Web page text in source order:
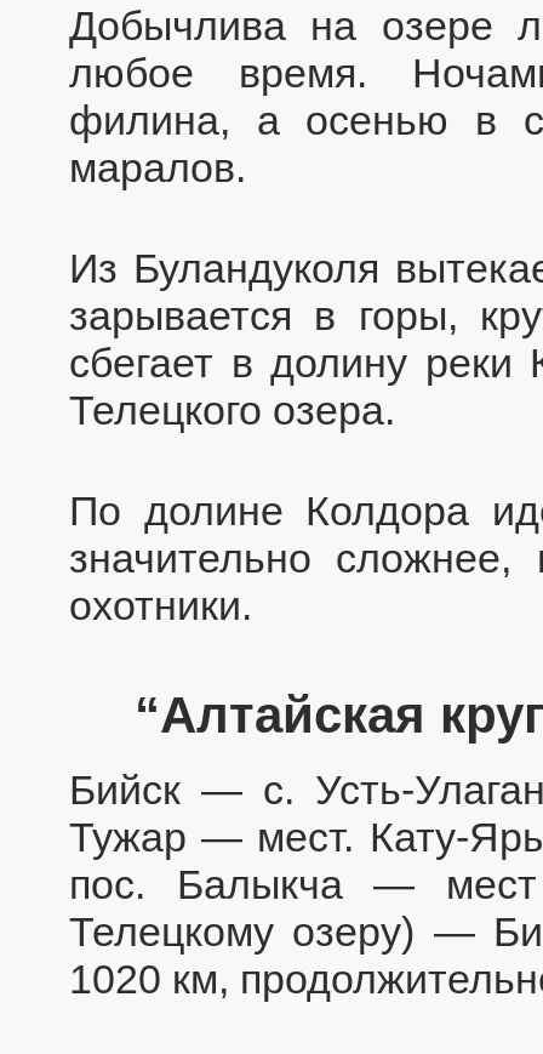
Добычлива на озере
любое время.
филина, а осенью в
маралов.
Из Буландуколя
зарывается в горы,
сбегает в долину
Телецкого озера.
По долине Колдора
значительно
охотники.
“Алтайская
Бийск — с. Усть-
Тужар — мест. Кату-
пос. Балыкча —
Телецкому озеру) —
1020 км,